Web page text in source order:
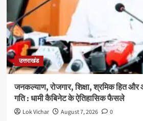
उत्तराखंड
जनकल्याण, रोजगार, शिक्षा, श्रमिक हित
गति : धामी कैबिनेट के ऐतिहासिक फैसले
Lok Vichar August 7, 2026 0